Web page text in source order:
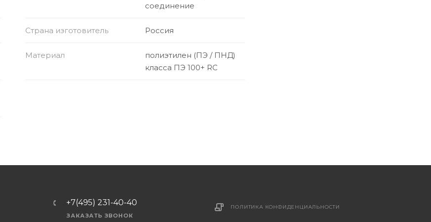
соединение
Страна изготовитель Россия
Материал
полиэтилен (ПЭ / ПНД)
класса ПЭ 100+ RC
+7(495) 231-40-40
ЗАКАЗАТЬ ЗВОНОК
ПОЛИТИКА КОНФИДЕНЦИАЛЬНОСТИ